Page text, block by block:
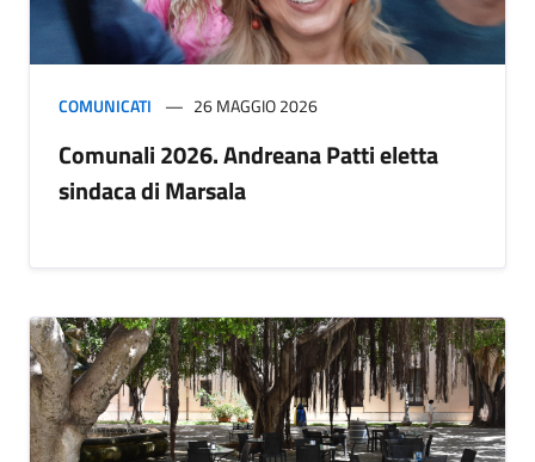
COMUNICATI 26 MAGGIO 2026
Comunali 2026. Andreana Patti eletta
sindaca di Marsala